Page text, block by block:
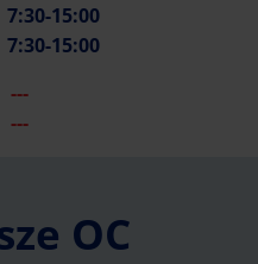
7:30-15:00
7:30-15:00
---
---
OC